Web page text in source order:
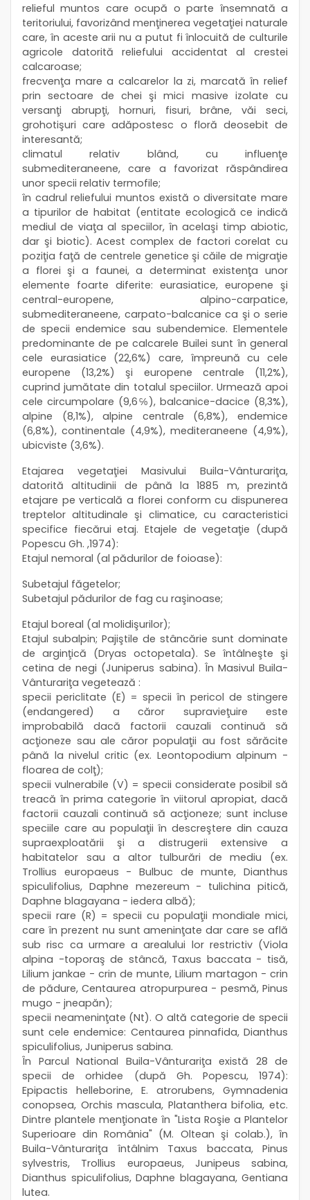
relieful muntos care ocupă o parte însemnată a
teritoriului, favorizând menţinerea vegetaţiei naturale
care, în aceste arii nu a putut fi înlocuită de culturile
agricole datorită reliefului accidentat al crestei
calcaroase;
frecvenţa mare a calcarelor la zi, marcată în relief
prin sectoare de chei şi mici masive izolate cu
versanţi abrupţi, hornuri, fisuri, brâne, văi seci,
grohotişuri care adăpostesc o floră deosebit de
interesantă;
climatul relativ blând, cu influenţe
submediteraneene, care a favorizat răspândirea
unor specii relativ termofile;
în cadrul reliefului muntos există o diversitate mare
a tipurilor de habitat (entitate ecologică ce indică
mediul de viaţa al speciilor, în acelaşi timp abiotic,
dar şi biotic). Acest complex de factori corelat cu
poziţia faţă de centrele genetice şi căile de migraţie
a florei şi a faunei, a determinat existenţa unor
elemente foarte diferite: eurasiatice, europene şi
central-europene, alpino-carpatice,
submediteraneene, carpato-balcanice ca şi o serie
de specii endemice sau subendemice. Elementele
predominante de pe calcarele Builei sunt în general
cele eurasiatice (22,6%) care, împreună cu cele
europene (13,2%) şi europene centrale (11,2%),
cuprind jumătate din totalul speciilor. Urmează apoi
cele circumpolare (9,6℅), balcanice-dacice (8,3%),
alpine (8,1%), alpine centrale (6,8%), endemice
(6,8%), continentale (4,9%), mediteraneene (4,9%),
ubicviste (3,6%).
Etajarea vegetaţiei Masivului Buila-Vânturariţa,
datorită altitudinii de până la 1885 m, prezintă
etajare pe verticală a florei conform cu dispunerea
treptelor altitudinale şi climatice, cu caracteristici
specifice fiecărui etaj. Etajele de vegetaţie (după
Popescu Gh. ,1974):
Etajul nemoral (al pădurilor de foioase):
Subetajul făgetelor;
Subetajul pădurilor de fag cu raşinoase;
Etajul boreal (al molidişurilor);
Etajul subalpin; Pajiştile de stâncărie sunt dominate
de arginţică (Dryas octopetala). Se întâlneşte şi
cetina de negi (Juniperus sabina). În Masivul Buila-
Vânturariţa vegetează :
specii periclitate (E) = specii în pericol de stingere
(endangered) a căror supravieţuire este
improbabilă dacă factorii cauzali continuă să
acţioneze sau ale căror populaţii au fost sărăcite
până la nivelul critic (ex. Leontopodium alpinum -
floarea de colţ);
specii vulnerabile (V) = specii considerate posibil să
treacă în prima categorie în viitorul apropiat, dacă
factorii cauzali continuă să acţioneze; sunt incluse
speciile care au populaţii în descreştere din cauza
supraexploatării şi a distrugerii extensive a
habitatelor sau a altor tulburări de mediu (ex.
Trollius europaeus - Bulbuc de munte, Dianthus
spiculifolius, Daphne mezereum - tulichina pitică,
Daphne blagayana - iedera albă);
specii rare (R) = specii cu populaţii mondiale mici,
care în prezent nu sunt ameninţate dar care se află
sub risc ca urmare a arealului lor restrictiv (Viola
alpina -toporaş de stâncă, Taxus baccata - tisă,
Lilium jankae - crin de munte, Lilium martagon - crin
de pădure, Centaurea atropurpurea - pesmă, Pinus
mugo - jneapăn);
specii neameninţate (Nt). O altă categorie de specii
sunt cele endemice: Centaurea pinnafida, Dianthus
spiculifolius, Juniperus sabina.
În Parcul National Buila-Vânturariţa există 28 de
specii de orhidee (după Gh. Popescu, 1974):
Epipactis helleborine, E. atrorubens, Gymnadenia
conopsea, Orchis mascula, Platanthera bifolia, etc.
Dintre plantele menţionate în "Lista Roşie a Plantelor
Superioare din România" (M. Oltean şi colab.), în
Buila-Vânturariţa întâlnim Taxus baccata, Pinus
sylvestris, Trollius europaeus, Junipeus sabina,
Dianthus spiculifolius, Daphne blagayana, Gentiana
lutea.